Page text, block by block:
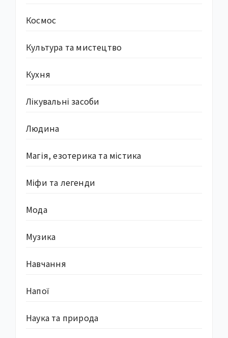
Космос
Культура та мистецтво
Кухня
Лікувальні засоби
Людина
Магія, езотерика та містика
Міфи та легенди
Мода
Музика
Навчання
Напої
Наука та природа